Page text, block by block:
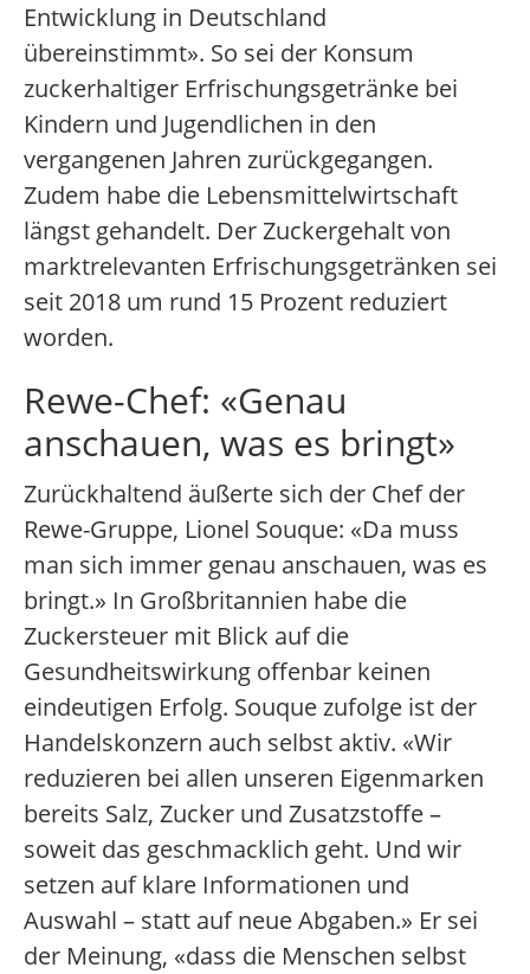
Entwicklung in Deutschland
übereinstimmt». So sei der Konsum
zuckerhaltiger Erfrischungsgetränke bei
Kindern und Jugendlichen in den
vergangenen Jahren zurückgegangen.
Zudem habe die Lebensmittelwirtschaft
längst gehandelt. Der Zuckergehalt von
marktrelevanten Erfrischungsgetränken sei
seit 2018 um rund 15 Prozent reduziert
worden.
Rewe-Chef: «Genau
anschauen, was es bringt»
Zurückhaltend äußerte sich der Chef der
Rewe-Gruppe, Lionel Souque: «Da muss
man sich immer genau anschauen, was es
bringt.» In Großbritannien habe die
Zuckersteuer mit Blick auf die
Gesundheitswirkung offenbar keinen
eindeutigen Erfolg. Souque zufolge ist der
Handelskonzern auch selbst aktiv. «Wir
reduzieren bei allen unseren Eigenmarken
bereits Salz, Zucker und Zusatzstoffe –
soweit das geschmacklich geht. Und wir
setzen auf klare Informationen und
Auswahl – statt auf neue Abgaben.» Er sei
der Meinung, «dass die Menschen selbst